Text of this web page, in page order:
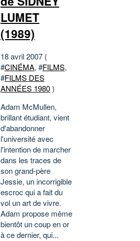
LUMET
(1989)
18 avril 2007 (
#CINÉMA, #FILMS,
#FILMS DES
ANNÉES 1980)
Adam McMullen,
brillant étudiant, vient
d'abandonner
l'université avec
l'intention de marcher
dans les traces de
son grand-père
Jessie, un incorrigible
escroc qui a fait du
vol un art de vivre.
Adam propose même
bientôt un coup en or
à ce dernier, qui...